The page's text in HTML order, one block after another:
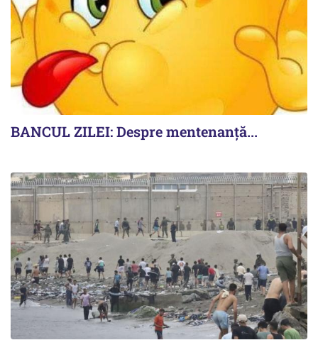
BANCUL ZILEI: Despre mentenanță...